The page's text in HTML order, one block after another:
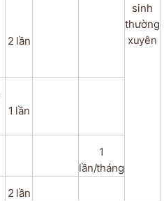
sinh
thường
xuyên
2 lần
1 lần
1
lần/tháng
2 lần